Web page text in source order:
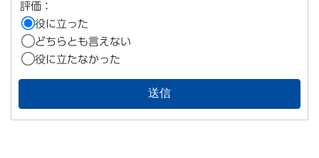
評価：
役に立った
どちらとも言えない
役に立たなかった